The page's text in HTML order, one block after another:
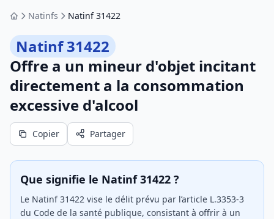
AccueilNatinfs Natinf 31422
Natinf 31422
Offre a un mineur d'objet incitant
directement a la consommation
excessive d'alcool
Copier Partager
Que signifie le Natinf 31422 ?
Le Natinf 31422 vise le délit prévu par l’article L.3353-3
du Code de la santé publique, consistant à offrir à un